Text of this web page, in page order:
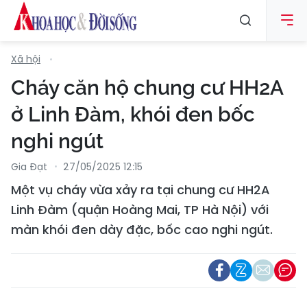
Xã hội
Cháy căn hộ chung cư HH2A
ở Linh Đàm, khói đen bốc
nghi ngút
Gia Đạt 27/05/2025 12:15
Một vụ cháy vừa xảy ra tại chung cư HH2A
Linh Đàm (quận Hoàng Mai, TP Hà Nội) với
màn khói đen dày đặc, bốc cao nghi ngút.